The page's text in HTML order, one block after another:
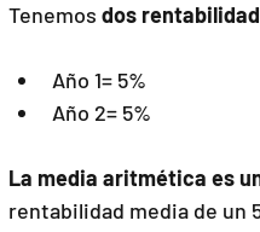
Tenemos dos
Año 1= 5%
Año 2= 5%
La media aritmética es
rentabilidad media de un